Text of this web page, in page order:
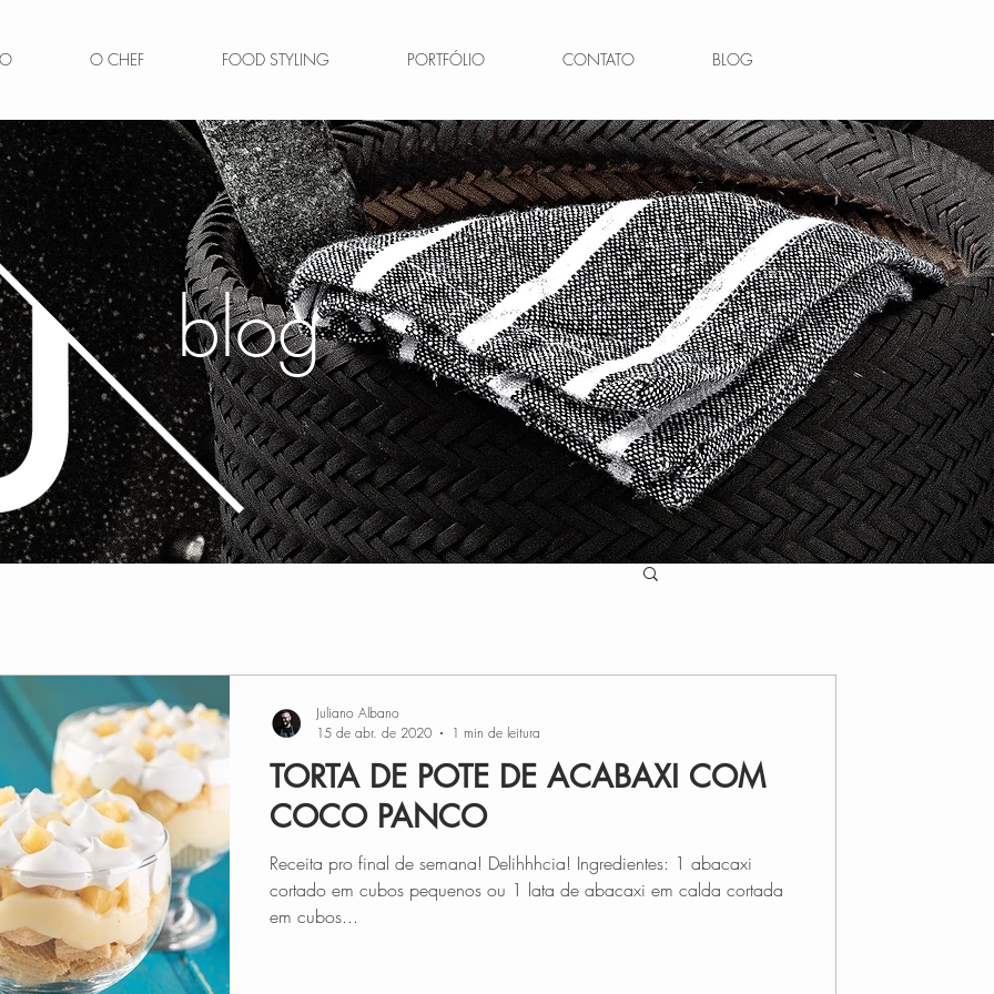
O CHEF FOOD STYLING PORTFÓLIO CONTATO BLOG
TORTA DE POTE DE ACABAXI COM
COCO PANCO
Receita pro final de semana! Delihhhcia! Ingredientes: 1 abacaxi
cortado em cubos pequenos ou 1 lata de abacaxi em calda cortada
em cubos...
Juliano Albano
15 de abr. de 2020
1 min de leitura
blog